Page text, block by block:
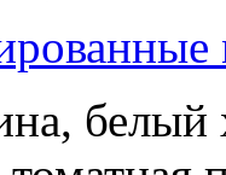
белый